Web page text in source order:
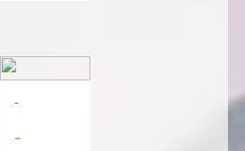
-
-